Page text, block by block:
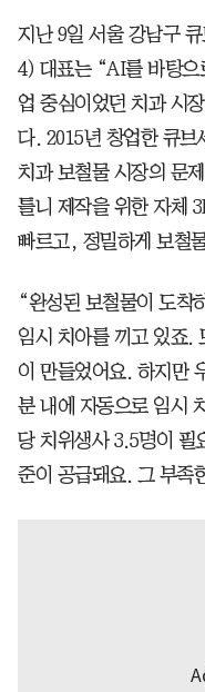
지난 9일 서울 강남구
4) 대표는 “AI를 바탕으
업 중심이었던 치과 시
다. 2015년 창업한 큐브
치과 보철물 시장의 문
틀니 제작을 위한 자체
빠르고, 정밀하게 보철
“완성된 보철물이 도착
임시 치아를 끼고 있죠.
이 만들었어요. 하지만
분 내에 자동으로 임시
당 치위생사 3.5명이 필
준이 공급돼요. 그 부족